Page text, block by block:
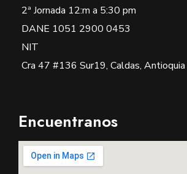
2ª Jornada 12:m a 5:30 pm
DANE 1051 2900 0453
NIT
Cra 47 #136 Sur19, Caldas, Antioquia
Encuentranos